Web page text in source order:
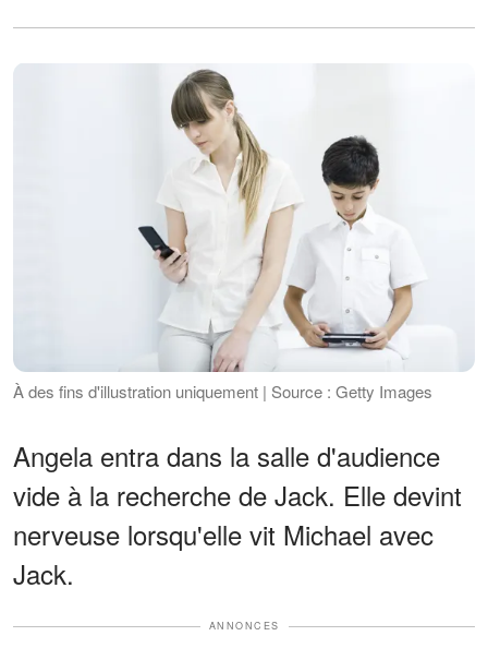
À des fins d'illustration uniquement | Source : Getty Images
Angela entra dans la salle d'audience
vide à la recherche de Jack. Elle devint
nerveuse lorsqu'elle vit Michael avec
Jack.
ANNONCES